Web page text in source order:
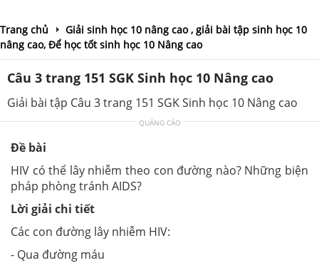
Trang chủ
Giải sinh học 10 nâng cao , giải bài tập sinh học 10
nâng cao, Để học tốt sinh học 10 Nâng cao
Câu 3 trang 151 SGK Sinh học 10 Nâng cao
Giải bài tập Câu 3 trang 151 SGK Sinh học 10 Nâng cao
QUẢNG CÁO
Đề bài
HIV có thể lây nhiễm theo con đường nào? Những biện
pháp phòng tránh AIDS?
Lời giải chi tiết
Các con đường lây nhiễm HIV:
- Qua đường máu